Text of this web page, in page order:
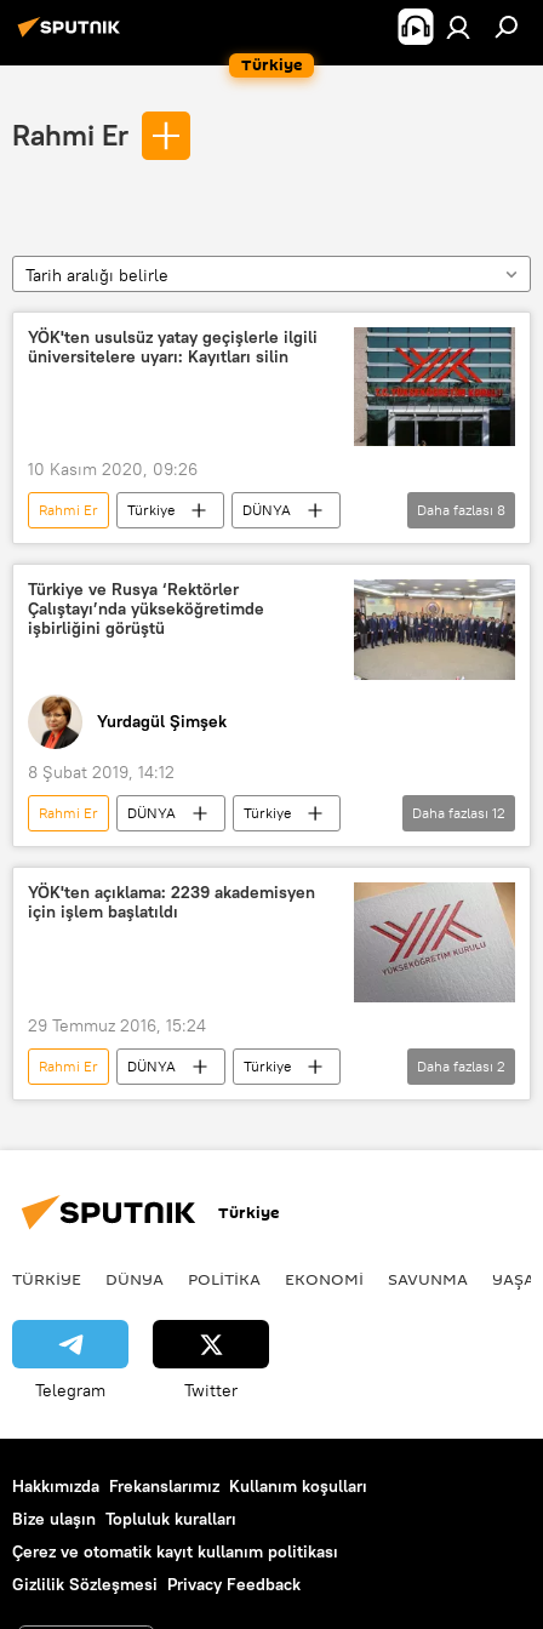
Türkiye
Rahmi Er
Tarih aralığı belirle
YÖK'ten usulsüz yatay geçişlerle ilgili
üniversitelere uyarı: Kayıtları silin
10 Kasım 2020, 09:26
Rahmi Er Türkiye
DÜNYA
Haberler
Yükseköğretim Kurulu (YÖK)
Ekonomi
Mühendislik
Üniversite
Daha fazlası 8
Türkiye ve Rusya ‘Rektörler
Çalıştayı’nda yükseköğretimde
işbirliğini görüştü
Yurdagül Şimşek
8 Şubat 2019, 14:12
Rahmi Er DÜNYA
Türkiye
GÖRÜŞ
Haberler
Rusya
TÜRKİYE
Ahmet Berat Çonkar
YÖK
Boğaziçi Üniversitesi
Çukurova Üniversitesi
Altınbaş Üniversitesi
Rektörler Çalıştayı
Daha fazlası 12
YÖK'ten açıklama: 2239 akademisyen
için işlem başlatıldı
29 Temmuz 2016, 15:24
Rahmi Er DÜNYA
Türkiye
Haberler
YÖK
Daha fazlası 2
Türkiye
TÜRKIYE DÜNYA POLİTİKA EKONOMİ SAVUNMA
Telegram Twitter
Hakkımızda Frekanslarımız Kullanım koşulları
Bize ulaşın Topluluk kuralları
Çerez ve otomatik kayıt kullanım politikası
Gizlilik Sözleşmesi Privacy Feedback